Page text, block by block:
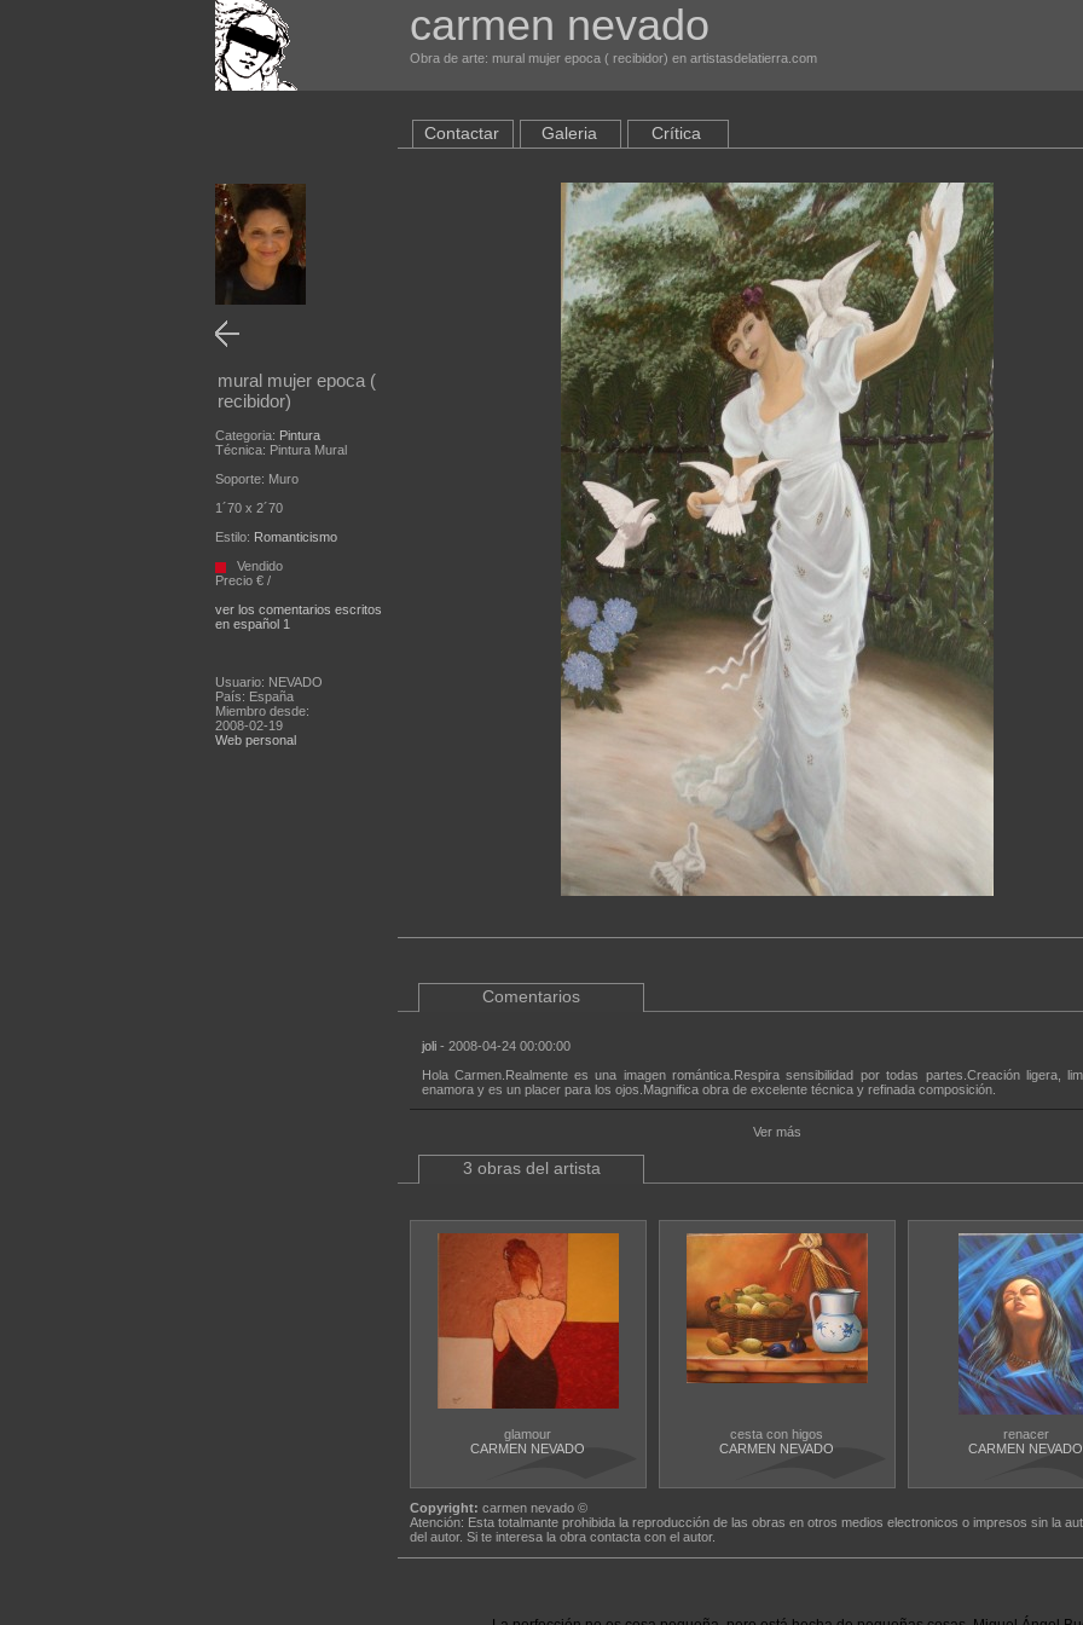
carmen nevado
Obra de arte: mural mujer epoca ( recibidor) en artistasdelatierra.com
mural mujer epoca (
recibidor)
Categoria: Pintura
Técnica: Pintura Mural
Soporte: Muro
1´70 x 2´70
Estilo: Romanticismo
Vendido
Precio € /
ver los comentarios escritos
en español 1
Usuario: NEVADO
País: España
Miembro desde:
2008-02-19
Web personal
Contactar Galeria Crítica
Comentarios
joli- 2008-04-24 00:00:00
Hola Carmen.Realmente es una imagen romántica.Respira sensibilidad por todas partes.Creación ligera,
enamora y es un placer para los ojos.Magnifica obra de excelente técnica y refinada composición.
Ver más
3 obras del artista
glamour
CARMEN NEVADO
cesta con higos
CARMEN NEVADO
renacer
CARMEN NEVADO
Copyright: carmen nevado ©
Atención: Esta totalmante prohibida la reproducción de las obras en otros medios electronicos o impresos sin la
del autor. Si te interesa la obra contacta con el autor.